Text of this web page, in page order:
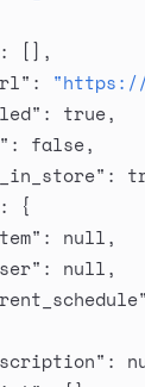
: [],
:
: true,
: false,
:
: {
: null,
: null,
: